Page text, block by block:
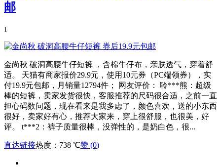
邮
1
金尚秋 破洞高腰牛仔短裤 ，含棉牛仔布，亲肤透气，穿着舒
适。 天猫有商家报价29.9元，使用10元券（PC端领券），实
付19.9元包邮，月销量12794件； 网友评价： 聆***熊：超级
棒的短裤，卖家发货很快，客服推荐的尺码很合适，之前一直
担心码数问题，现在看来是我多虑了，颜色喜欢，送的小东西
很好，卖家好有心，推荐大家来，穿上很舒服，也很美，好
评。 t***2：裤子质量很棒，没弹性的，是奶白色，很...
直达链接热度：738 ℃赞 (0)